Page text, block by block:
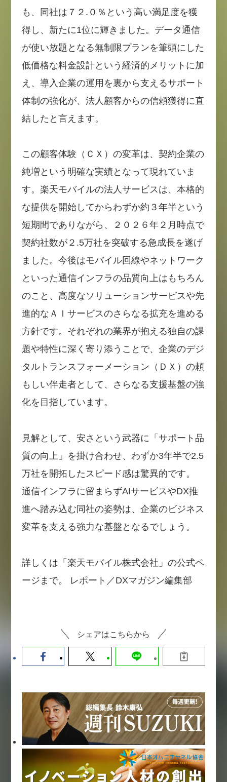
も、同社は７２.０％という高い満足度を獲
得し、新たに1位に輝きました。データ通信
が使い放題となる無制限プランを筆頭にした
低価格な料金設計という経済的メリットに加
え、導入企業の運用を裏から支えるサポート
体制の強化が、法人顧客からの信頼獲得に直
結したと言えます。
この顧客体験（ＣＸ）の変革は、契約企業の
純増という明確な実績となって現れていま
す。楽天モバイルの法人サービスは、本格的
な提供を開始してからわずか約３年半という
短期間でありながら、２０２６年２月時点で
契約社数が２.5万社を突破する急成長を遂げ
ました。今後はモバイル回線やネットワーク
といった通信インフラの品質向上はもちろん
のこと、高度なソリューションサービスや先
進的なＡＩサービスのさらなる拡充を進める
方針です。それぞれの業界が抱える独自の課
題や特性に深く寄り添うことで、企業のデジ
タルトランスフォーメーション（ＤＸ）の頼
もしい伴走者として、さらなる支援基盤の強
化を目指しています。
見解として、安さという武器に「サポート品
質の向上」を掛け合わせ、わずか3年半で2.5
万社を開拓したスピード感は驚異的です。
通信インフラに留まらずAIサービスやDX推
進へ踏み込む同社の姿勢は、企業のビジネス
変革を支える強力な基盤となるでしょう。
詳しくは「楽天モバイル株式会社」の公式ペ
ージまで。 レポート／DXマガジン編集部
シェアはこちらから